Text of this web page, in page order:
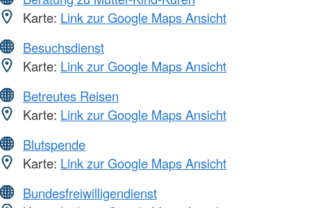
Karte: Link zur Google Maps Ansicht
Besuchsdienst
Karte: Link zur Google Maps Ansicht
Betreutes Reisen
Karte: Link zur Google Maps Ansicht
Blutspende
Karte: Link zur Google Maps Ansicht
Bundesfreiwilligendienst